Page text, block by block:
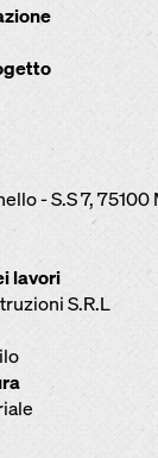
- S.S 7, 75100
lavori
S.R.L